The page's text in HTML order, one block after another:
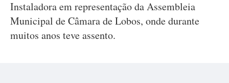
Instaladora em representação da Assembleia
Municipal de Câmara de Lobos, onde durante
muitos anos teve assento.